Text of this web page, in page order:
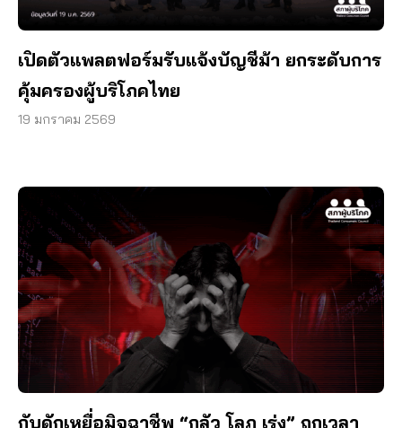
เปิดตัวแพลตฟอร์มรับแจ้งบัญชีม้า ยกระดับการ
คุ้มครองผู้บริโภคไทย
19 มกราคม 2569
กับดักเหยื่อมิจฉาชีพ “กลัว โลภ เร่ง” ถูกเวลา